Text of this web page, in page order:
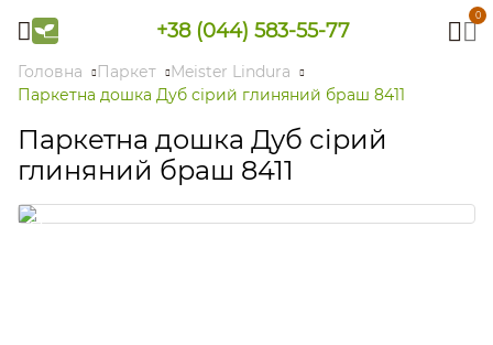
+38 (044) 583-55-77
0
Головна Паркет
Meister Lindura
Паркетна дошка Дуб сірий глиняний браш 8411
Паркетна дошка Дуб сірий
глиняний браш 8411